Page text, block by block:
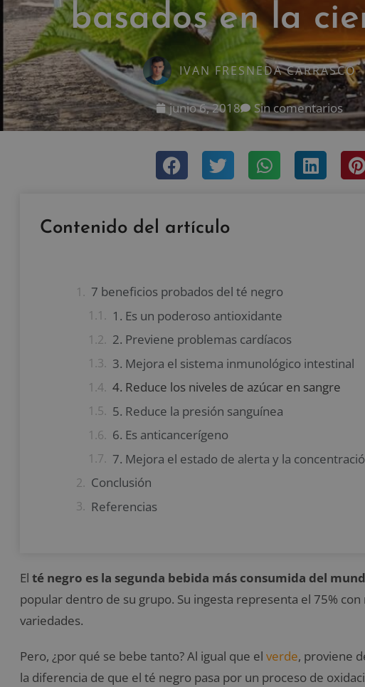
basados en la
IVAN FRESNEDA CARRASCO
junio 6, 2018 Sin comentarios
Contenido del artículo
7 beneficios probados del té negro
1. Es un poderoso antioxidante
2. Previene problemas cardíacos
3. Mejora el sistema inmunológico intestinal
4. Reduce los niveles de azúcar en sangre
5. Reduce la presión sanguínea
6. Es anticancerígeno
7. Mejora el estado de alerta y la
Conclusión
Referencias
El té negro es la segunda bebida más consumida del
popular dentro de su grupo. Su ingesta representa el 75%
variedades.
Pero, ¿por qué se bebe tanto? Al igual que el verde, proviene
la diferencia de que el té negro pasa por un proceso de